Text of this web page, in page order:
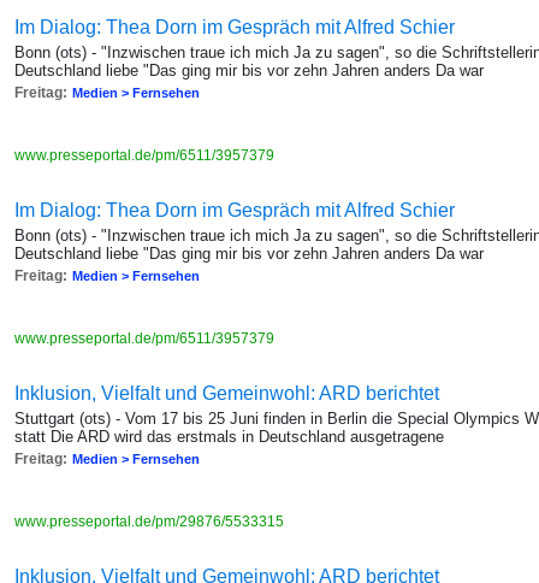
Im Dialog: Thea Dorn im Gespräch mit Alfred Schier
Bonn (ots) - "Inzwischen traue ich mich Ja zu sagen", so die
Deutschland liebe "Das ging mir bis vor zehn Jahren anders Da war
Freitag: Medien > Fernsehen
www.presseportal.de/pm/6511/3957379
Im Dialog: Thea Dorn im Gespräch mit Alfred Schier
Bonn (ots) - "Inzwischen traue ich mich Ja zu sagen", so die
Deutschland liebe "Das ging mir bis vor zehn Jahren anders Da war
Freitag: Medien > Fernsehen
www.presseportal.de/pm/6511/3957379
Inklusion, Vielfalt und Gemeinwohl: ARD berichtet
Stuttgart (ots) - Vom 17 bis 25 Juni finden in Berlin die Special Olympics
statt Die ARD wird das erstmals in Deutschland ausgetragene
Freitag: Medien > Fernsehen
www.presseportal.de/pm/29876/5533315
Inklusion, Vielfalt und Gemeinwohl: ARD berichtet